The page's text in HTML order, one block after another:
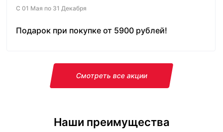
С 01 Мая по 31 Декабря
Подарок при покупке от 5900 рублей!
Смотреть все акции
Наши преимущества